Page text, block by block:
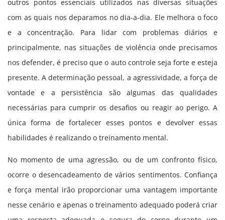
outros pontos essenciais utilizados nas diversas situações
com as quais nos deparamos no dia-a-dia. Ele melhora o foco
e a concentração. Para lidar com problemas diários e
principalmente, nas situações de violência onde precisamos
nos defender, é preciso que o auto controle seja forte e esteja
presente. A determinação pessoal, a agressividade, a força de
vontade e a persistência são algumas das qualidades
necessárias para cumprir os desafios ou reagir ao perigo. A
única forma de fortalecer esses pontos e devolver essas
habilidades é realizando o treinamento mental.
No momento de uma agressão, ou de um confronto físico,
ocorre o desencadeamento de vários sentimentos. Confiança
e força mental irão proporcionar uma vantagem importante
nesse cenário e apenas o treinamento adequado poderá criar